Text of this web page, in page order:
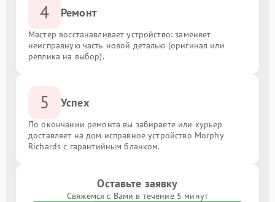
4 Ремонт
Мастер восстанавливает устройство: заменяет
неисправную часть новой деталью (оригинал или
реплика на выбор).
5 Успех
По окончании ремонта вы забираете или курьер
доставляет на дом исправное устройство Morphy
Richards с гарантийным бланком.
Оставьте заявку
Свяжемся с Вами в течение 5 минут